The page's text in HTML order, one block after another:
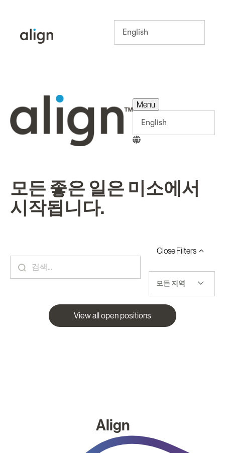
Menu
모든 좋은 일은 미소에서
시작됩니다.
CloseFilters
모든 지역
View all open positions
Align